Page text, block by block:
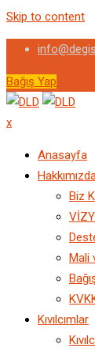
Skip to content
Bağış Yap
x
Anasayfa
Biz
Mali
Kıvılcımlar